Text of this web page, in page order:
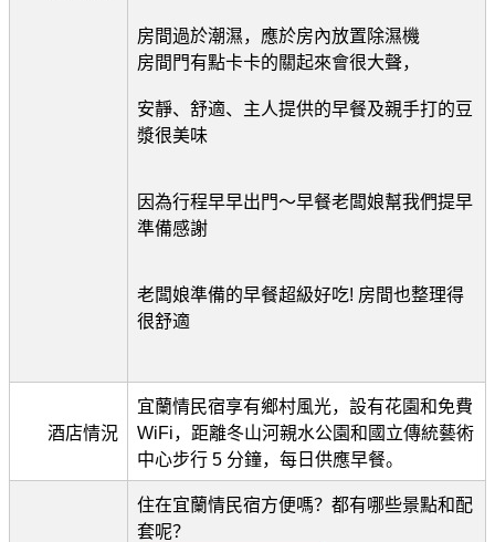
房間過於潮濕，應於房內放置除濕機
房間門有點卡卡的關起來會很大聲，
安靜、舒適、主人提供的早餐及親手打的豆
漿很美味
因為行程早早出門～早餐老闆娘幫我們提早
準備感謝
老闆娘準備的早餐超級好吃! 房間也整理得
很舒適
酒店情況
宜蘭情民宿享有鄉村風光，設有花園和免費
WiFi，距離冬山河親水公園和國立傳統藝術
中心步行 5 分鐘，每日供應早餐。
住在宜蘭情民宿方便嗎？都有哪些景點和配
套呢？